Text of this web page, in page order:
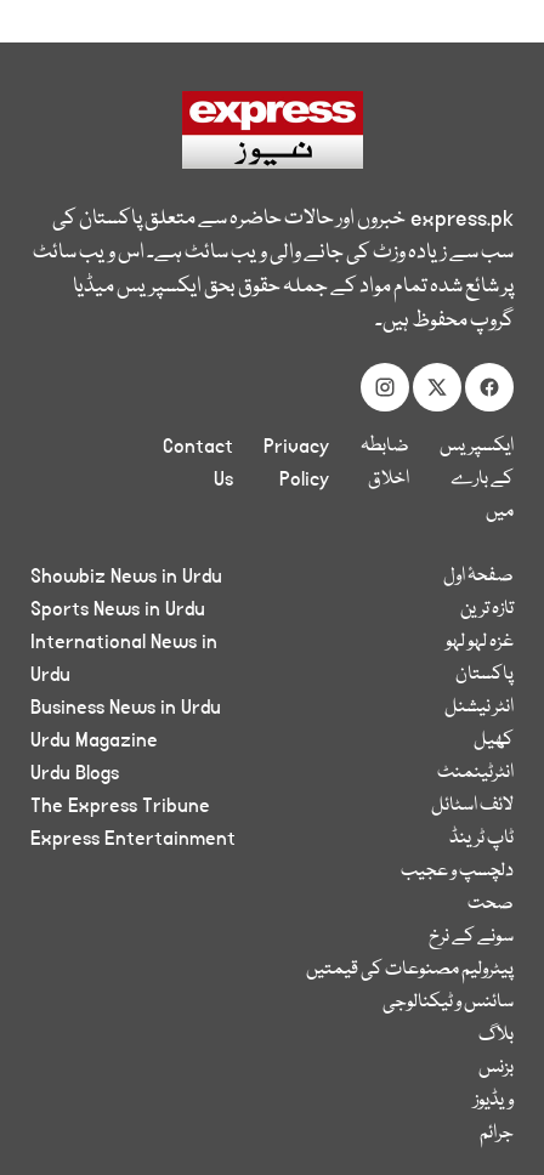
express.pkخبروں اور حالات حاضرہ سے متعلق پاکستان کی
سب سے زیادہ وزٹ کی جانے والی ویب سائٹ ہے۔ اس ویب سائٹ
پر شائع شدہ تمام مواد کے جملہ حقوق بحق ایکسپریس میڈیا
گروپ محفوظ ہیں۔
ایکسپریس
کے بارے
میں
ضابطہ
اخلاق
Privacy
Policy
Contact
Us
صفحۂ اول
تازہ ترین
غزہ لہو لہو
پاکستان
انٹر نیشنل
کھیل
انٹرٹینمنٹ
لائف اسٹائل
ٹاپ ٹرینڈ
دلچسپ و عجیب
صحت
سونے کے نرخ
پیٹرولیم مصنوعات کی قیمتیں
سائنس و ٹیکنالوجی
بلاگ
بزنس
ویڈیوز
جرائم
Showbiz News in Urdu
Sports News in Urdu
International News in
Urdu
Business News in Urdu
Urdu Magazine
Urdu Blogs
The Express Tribune
Express Entertainment